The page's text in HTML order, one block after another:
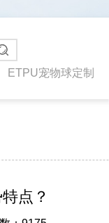
ETPU宠物球定制
点？